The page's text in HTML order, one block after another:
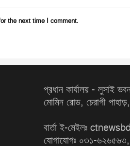
the next time I comment.
প্রধান কার্যালয় - লুসাই
মোমিন রোড, চেরাগী পাহাড়,
বার্তা ই-মেইলঃ
যোগাযোগঃ ০৩১-